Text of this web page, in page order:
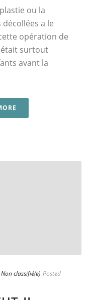
ou la
a le
opération de
surtout
avant la
Non classifié(e) Posted